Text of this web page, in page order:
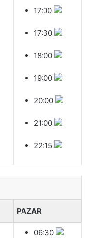
17:00
17:30
18:00
19:00
20:00
21:00
22:15
PAZAR
06:30